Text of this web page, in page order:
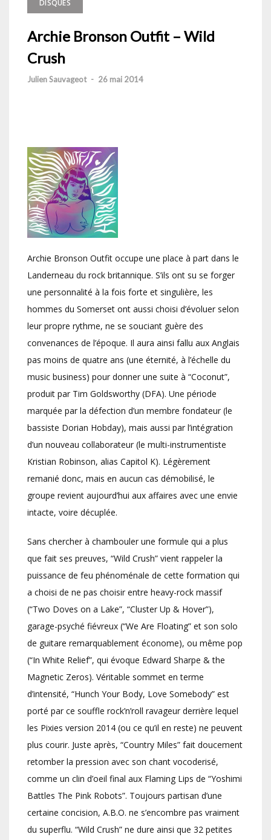
DISQUES
Archie Bronson Outfit – Wild
Crush
Julien Sauvageot - 26 mai 2014
Archie Bronson Outfit occupe une place à part dans le
Landerneau du rock britannique. S’ils ont su se forger
une personnalité à la fois forte et singulière, les
hommes du Somerset ont aussi choisi d’évoluer selon
leur propre rythme, ne se souciant guère des
convenances de l’époque. Il aura ainsi fallu aux Anglais
pas moins de quatre ans (une éternité, à l’échelle du
music business) pour donner une suite à “Coconut”,
produit par Tim Goldsworthy (DFA). Une période
marquée par la défection d’un membre fondateur (le
bassiste Dorian Hobday), mais aussi par l’intégration
d’un nouveau collaborateur (le multi-instrumentiste
Kristian Robinson, alias Capitol K). Légèrement
remanié donc, mais en aucun cas démobilisé, le
groupe revient aujourd’hui aux affaires avec une envie
intacte, voire décuplée.
Sans chercher à chambouler une formule qui a plus
que fait ses preuves, “Wild Crush” vient rappeler la
puissance de feu phénoménale de cette formation qui
a choisi de ne pas choisir entre heavy-rock massif
(“Two Doves on a Lake”, “Cluster Up & Hover”),
garage-psyché fiévreux (“We Are Floating” et son solo
de guitare remarquablement économe), ou même pop
(“In White Relief”, qui évoque Edward Sharpe & the
Magnetic Zeros). Véritable sommet en terme
d’intensité, “Hunch Your Body, Love Somebody” est
porté par ce souffle rock’n’roll ravageur derrière lequel
les Pixies version 2014 (ou ce qu’il en reste) ne peuvent
plus courir. Juste après, “Country Miles” fait doucement
retomber la pression avec son chant vocoderisé,
comme un clin d’oeil final aux Flaming Lips de “Yoshimi
Battles The Pink Robots”. Toujours partisan d’une
certaine concision, A.B.O. ne s’encombre pas vraiment
du superflu. “Wild Crush” ne dure ainsi que 32 petites